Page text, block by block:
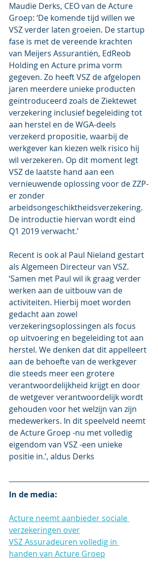
Maudie Derks, CEO van de Acture
Groep: ‘De komende tijd willen we
VSZ verder laten groeien. De startup
fase is met de vereende krachten
van Meijers Assurantiën, EdReob
Holding en Acture prima vorm
gegeven. Zo heeft VSZ de afgelopen
jaren meerdere unieke producten
geïntroduceerd zoals de Ziektewet
verzekering inclusief begeleiding tot
aan herstel en de WGA-deels
verzekerd propositie, waarbij de
werkgever kan kiezen welk risico hij
wil verzekeren. Op dit moment legt
VSZ de laatste hand aan een
vernieuwende oplossing voor de ZZP-
er zonder
arbeidsongeschiktheidsverzekering.
De introductie hiervan wordt eind
Q1 2019 verwacht.’
Recent is ook al Paul Nieland gestart
als Algemeen Directeur van VSZ.
‘Samen met Paul wil ik graag verder
werken aan de uitbouw van de
activiteiten. Hierbij moet worden
gedacht aan zowel
verzekeringsoplossingen als focus
op uitvoering en begeleiding tot aan
herstel. We denken dat dit appelleert
aan de behoefte van de werkgever
die steeds meer een grotere
verantwoordelijkheid krijgt en door
de wetgever verantwoordelijk wordt
gehouden voor het welzijn van zijn
medewerkers. In dit speelveld neemt
de Acture Groep -nu met volledig
eigendom van VSZ -een unieke
positie in.’, aldus Derks
In de media:
Acture neemt aanbieder sociale
verzekeringen over
VSZ Assuradeuren volledig in
handen van Acture Groep